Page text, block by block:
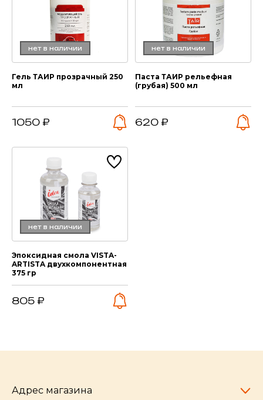
нет в наличии
Гель ТАИР прозрачный 250
мл
1050 ₽
нет в наличии
Паста ТАИР рельефная
(грубая) 500 мл
620 ₽
нет в наличии
Эпоксидная смола VISTA-
ARTISTA двухкомпонентная
375 гр
805 ₽
Адрес магазина